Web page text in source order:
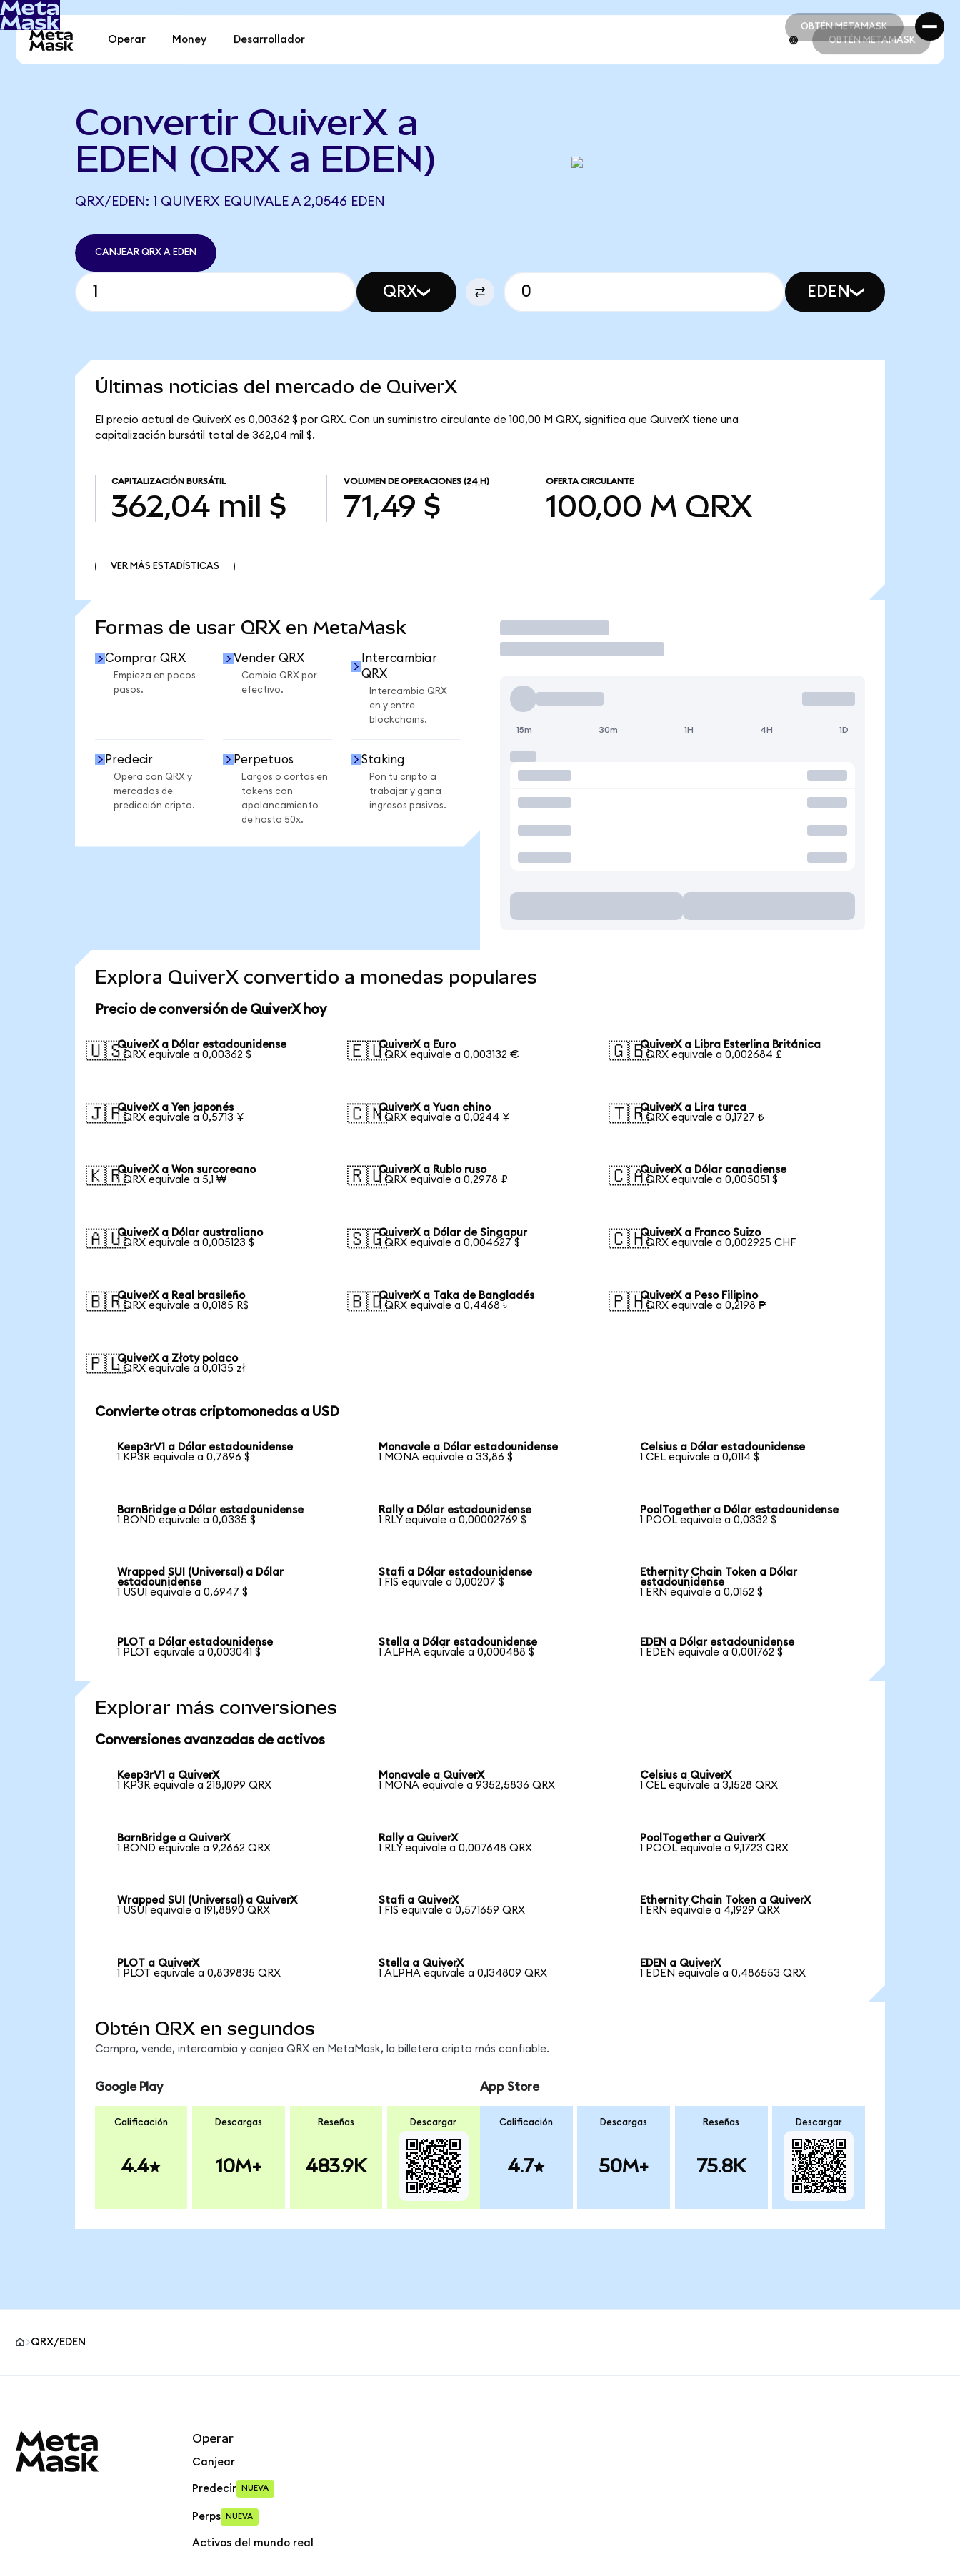
OBTÉN METAMASK
OBTÉN METAMASK
Operar Money Desarrollador OBTÉN METAMASK
Convertir QuiverX a
EDEN (QRX a EDEN)
QRX/EDEN: 1 QUIVERX EQUIVALE A 2,0546 EDEN
CANJEAR QRX A EDEN
QRX EDEN
Últimas noticias del mercado de QuiverX
El precio actual de QuiverX es 0,00362 $ por QRX. Con un suministro circulante de 100,00 M QRX, significa que QuiverX tiene una
capitalización bursátil total de 362,04 mil $.
CAPITALIZACIÓN BURSÁTIL
362,04 mil $
VOLUMEN DE OPERACIONES (24 H)
71,49 $
OFERTA CIRCULANTE
100,00 M QRX
VER MÁS ESTADÍSTICAS
Formas de usar QRX en MetaMask
Comprar QRX
Empieza en pocos
pasos.
Vender QRX
Cambia QRX por
efectivo.
Intercambiar
QRX
Intercambia QRX
en y entre
blockchains.
Predecir
Opera con QRX y
mercados de
predicción cripto.
Perpetuos
Largos o cortos en
tokens con
apalancamiento
de hasta 50x.
Staking
Pon tu cripto a
trabajar y gana
ingresos pasivos.
Operar
15m 30m 1H 4H 1D
Explora QuiverX convertido a monedas populares
Precio de conversión de QuiverX hoy
🇺🇸QuiverX a Dólar estadounidense
1 QRX equivale a 0,00362 $
🇪🇺QuiverX a Euro
1 QRX equivale a 0,003132 €
🇬🇧QuiverX a Libra Esterlina Británica
1 QRX equivale a 0,002684 £
🇯🇵QuiverX a Yen japonés
1 QRX equivale a 0,5713 ¥
🇨🇳QuiverX a Yuan chino
1 QRX equivale a 0,0244 ¥
🇹🇷QuiverX a Lira turca
1 QRX equivale a 0,1727 ₺
🇰🇷QuiverX a Won surcoreano
1 QRX equivale a 5,1 ₩
🇷🇺QuiverX a Rublo ruso
1 QRX equivale a 0,2978 ₽
🇨🇦QuiverX a Dólar canadiense
1 QRX equivale a 0,005051 $
🇦🇺QuiverX a Dólar australiano
1 QRX equivale a 0,005123 $
🇸🇬QuiverX a Dólar de Singapur
1 QRX equivale a 0,004627 $
🇨🇭QuiverX a Franco Suizo
1 QRX equivale a 0,002925 CHF
🇧🇷QuiverX a Real brasileño
1 QRX equivale a 0,0185 R$
🇧🇩QuiverX a Taka de Bangladés
1 QRX equivale a 0,4468 ৳
🇵🇭QuiverX a Peso Filipino
1 QRX equivale a 0,2198 ₱
🇵🇱QuiverX a Złoty polaco
1 QRX equivale a 0,0135 zł
Convierte otras criptomonedas a USD
Keep3rV1 a Dólar estadounidense
1 KP3R equivale a 0,7896 $
Monavale a Dólar estadounidense
1 MONA equivale a 33,86 $
Celsius a Dólar estadounidense
1 CEL equivale a 0,0114 $
BarnBridge a Dólar estadounidense
1 BOND equivale a 0,0335 $
Rally a Dólar estadounidense
1 RLY equivale a 0,00002769 $
PoolTogether a Dólar estadounidense
1 POOL equivale a 0,0332 $
Wrapped SUI (Universal) a Dólar
estadounidense
1 USUI equivale a 0,6947 $
Stafi a Dólar estadounidense
1 FIS equivale a 0,00207 $
Ethernity Chain Token a Dólar
estadounidense
1 ERN equivale a 0,0152 $
PLOT a Dólar estadounidense
1 PLOT equivale a 0,003041 $
Stella a Dólar estadounidense
1 ALPHA equivale a 0,000488 $
EDEN a Dólar estadounidense
1 EDEN equivale a 0,001762 $
Explorar más conversiones
Conversiones avanzadas de activos
Keep3rV1 a QuiverX
1 KP3R equivale a 218,1099 QRX
Monavale a QuiverX
1 MONA equivale a 9352,5836 QRX
Celsius a QuiverX
1 CEL equivale a 3,1528 QRX
BarnBridge a QuiverX
1 BOND equivale a 9,2662 QRX
Rally a QuiverX
1 RLY equivale a 0,007648 QRX
PoolTogether a QuiverX
1 POOL equivale a 9,1723 QRX
Wrapped SUI (Universal) a QuiverX
1 USUI equivale a 191,8890 QRX
Stafi a QuiverX
1 FIS equivale a 0,571659 QRX
Ethernity Chain Token a QuiverX
1 ERN equivale a 4,1929 QRX
PLOT a QuiverX
1 PLOT equivale a 0,839835 QRX
Stella a QuiverX
1 ALPHA equivale a 0,134809 QRX
EDEN a QuiverX
1 EDEN equivale a 0,486553 QRX
Obtén QRX en segundos
Compra, vende, intercambia y canjea QRX en MetaMask, la billetera cripto más confiable.
Google Play
Calificación
4.4
Descargas
10M+
Reseñas
483.9K
Descargar
App Store
Calificación
4.7
Descargas
50M+
Reseñas
75.8K
Descargar
QRX/EDEN
Operar
Canjear
Predecir NUEVA
Perps NUEVA
Activos del mundo real